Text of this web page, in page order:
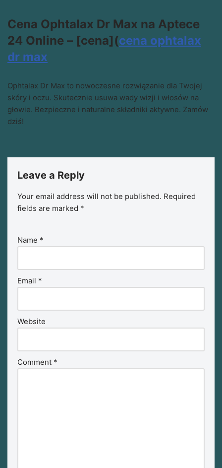
Cena Ophtalax Dr Max na Aptece
24 Online – [cena](cena ophtalax
dr max
Ophtalax Dr Max to nowoczesne rozwiązanie dla Twojej
skóry i oczu. Skutecznie usuwa wady wizji i włosów na
głowie. Bezpieczne i naturalne składniki aktywne. Zamów
dziś!
Leave a Reply
Your email address will not be published. Required
fields are marked *
Name *
Email *
Website
Comment *